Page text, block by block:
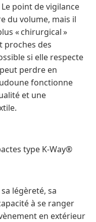
point de vigilance
du volume, mais il
« chirurgical »
proches des
si elle respecte
perdre en
fonctionne
et une
type K-Way®
légèreté, sa
à se ranger
en extérieur